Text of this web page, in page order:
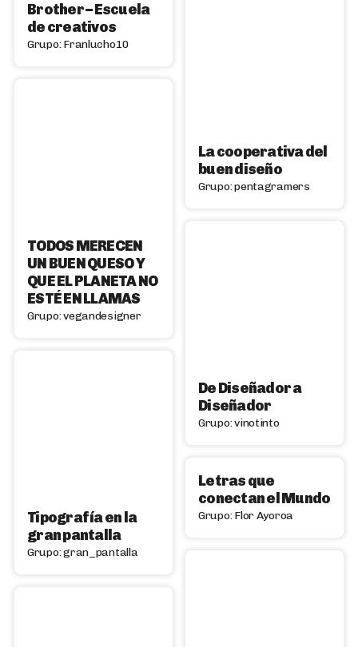
Brother – Escuela
de creativos
Grupo: Franlucho10
La cooperativa del
buen diseño
Grupo: pentagramers
TODOS MERECEN
UN BUEN QUESO Y
QUE EL PLANETA NO
ESTÉ EN LLAMAS
Grupo: vegandesigner
De Diseñador a
Diseñador
Grupo: vinotinto
Tipografía en la
gran pantalla
Grupo: gran_pantalla
Letras que
conectan el Mundo
Grupo: Flor Ayoroa